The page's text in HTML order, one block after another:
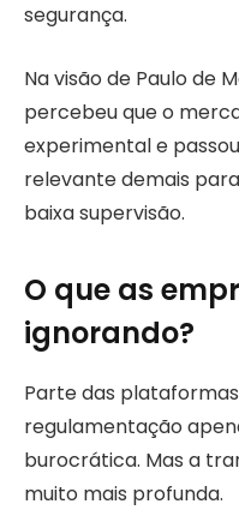
segurança.
Na visão de Paulo de
percebeu que o
experimental e
relevante demais
baixa supervisão.
O que as
ignorando?
Parte das
regulamentação
burocrática. Mas a
muito mais profunda.